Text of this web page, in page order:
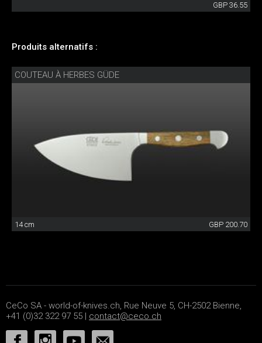
GBP 36.55
Produits alternatifs :
COUTEAU À HERBES GÜDE
14 cm GBP 200.70
CeCo SA - world-of-knives.ch, Rue Neuve 5, CH-2502 Bienne,
+41 (0)32 322 97 55 | contact@ceco.ch